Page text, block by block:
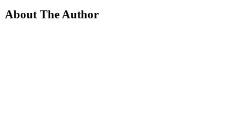
About The Author